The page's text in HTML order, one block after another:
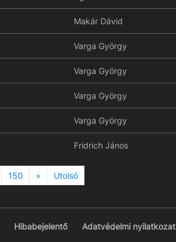
Makár Dávid
Varga György
Varga György
Varga György
Varga György
Fridrich János
150 »NextUtolsó
Hibabejelentő Adatvédelmi nyilatkozat